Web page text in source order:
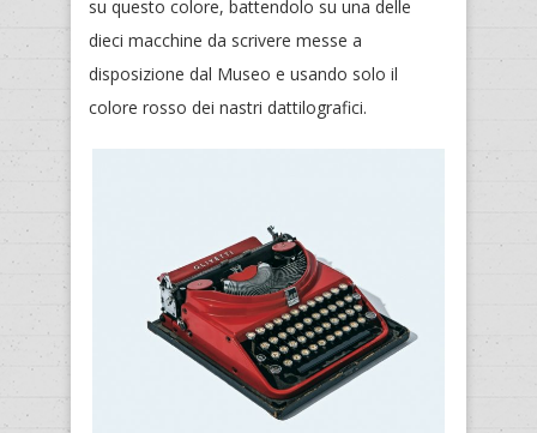
su questo colore, battendolo su una delle
dieci macchine da scrivere messe a
disposizione dal Museo e usando solo il
colore rosso dei nastri dattilografici.